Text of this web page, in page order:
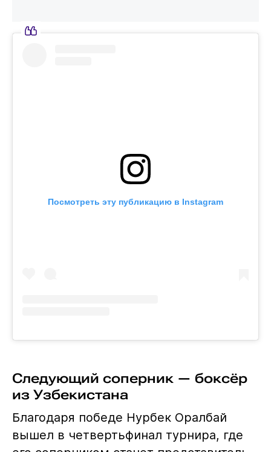
Посмотреть эту публикацию в Instagram
Следующий соперник — боксёр
из Узбекистана
Благодаря победе Нурбек Оралбай
вышел в четвертьфинал турнира, где